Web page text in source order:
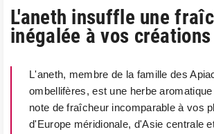
L'aneth insuffle une
inégalée à vos
L'aneth, membre de la famille des
ombellifères, est une herbe
note de fraîcheur incomparable à vos
d'Europe méridionale, d'Asie centrale